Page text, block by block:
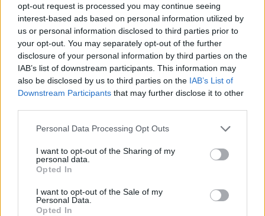
opt-out request is processed you may continue seeing
interest-based ads based on personal information utilized by
us or personal information disclosed to third parties prior to
your opt-out. You may separately opt-out of the further
disclosure of your personal information by third parties on the
IAB’s list of downstream participants. This information may
also be disclosed by us to third parties on the IAB’s List of
Downstream Participants that may further disclose it to other
Please note that this website/app uses one or more Google
not limited to your visit or usage behaviour. You may click to
grant or deny consent to Google and its third-party tags to
use your data for below specified purposes in below Google
consent section.
Personal Data Processing Opt Outs
I want to opt-out of the Sharing of my
personal data.
Opted In
I want to opt-out of the Sale of my
Personal Data.
Opted In
BÁTRAK FÖLDJE
#EMLÉKEZETES PILLANAT #BÜNTETÉS
SZOBAFOGSÁG CSALÁD #
#ROKOCZAY JOZEFIN #FODOR ANNAMÁRIA